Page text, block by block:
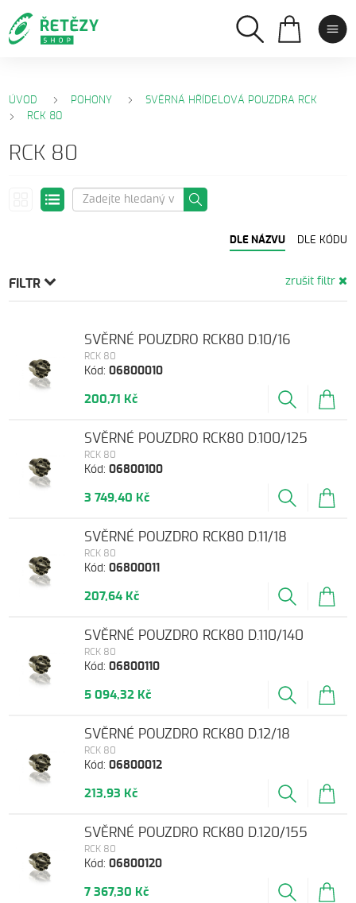
ÚVOD POHONY
SVĚRNÁ HŘÍDELOVÁ POUZDRA RCK
RCK 80
RCK 80
DLE NÁZVU DLE KÓDU
FILTR zrušit filtr
Kód:06800010
RCK 80
SVĚRNÉ POUZDRO RCK80 D.10/16
200,71 Kč
Kód:06800100
RCK 80
SVĚRNÉ POUZDRO RCK80 D.100/125
3 749,40 Kč
Kód:06800011
RCK 80
SVĚRNÉ POUZDRO RCK80 D.11/18
207,64 Kč
Kód:06800110
RCK 80
SVĚRNÉ POUZDRO RCK80 D.110/140
5 094,32 Kč
Kód:06800012
RCK 80
SVĚRNÉ POUZDRO RCK80 D.12/18
213,93 Kč
Kód:06800120
RCK 80
SVĚRNÉ POUZDRO RCK80 D.120/155
7 367,30 Kč